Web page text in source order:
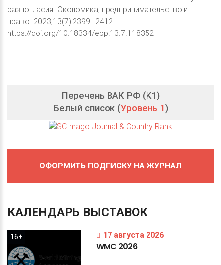
разногласия. Экономика, предпринимательство и
право. 2023;13(7):2399–2412.
https://doi.org/10.18334/epp.13.7.118352
Перечень ВАК РФ (K1)
Белый список (Уровень 1)
ОФОРМИТЬ ПОДПИСКУ НА ЖУРНАЛ
КАЛЕНДАРЬ ВЫСТАВОК
16+ 17 августа 2026
WMC 2026